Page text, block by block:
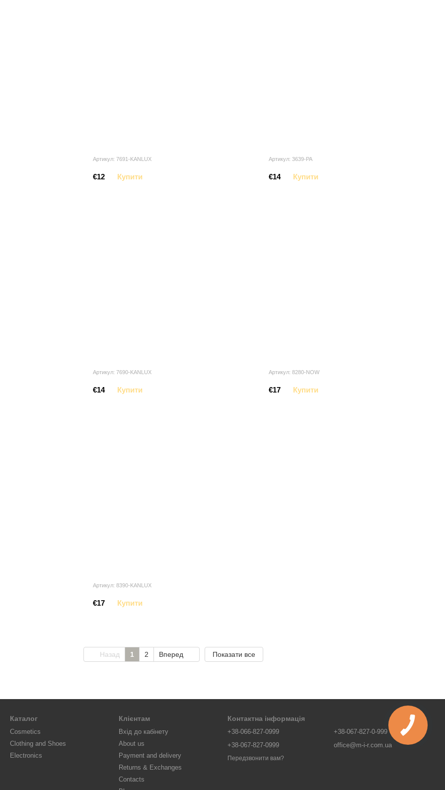
Артикул: 7691-KANLUX
€12 Купити
Артикул: 3639-PA
€14 Купити
Артикул: 7690-KANLUX
€14 Купити
Артикул: 8280-NOW
€17 Купити
Артикул: 8390-KANLUX
€17 Купити
Назад 1 2 Вперед Показати все
Каталог
Cosmetics
Clothing and Shoes
Electronics
Клієнтам
Вхід до кабінету
About us
Payment and delivery
Returns & Exchanges
Contacts
Контактна інформація
+38-066-827-0999
+38-067-827-0999
Передзвонити вам?
+38-067-827-0-999
office@m-i-r.com.ua